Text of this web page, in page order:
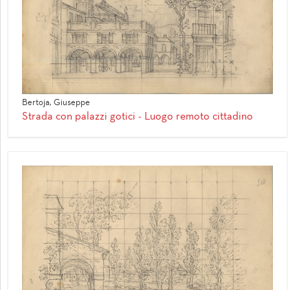
Bertoja, Giuseppe
Strada con palazzi gotici - Luogo remoto cittadino